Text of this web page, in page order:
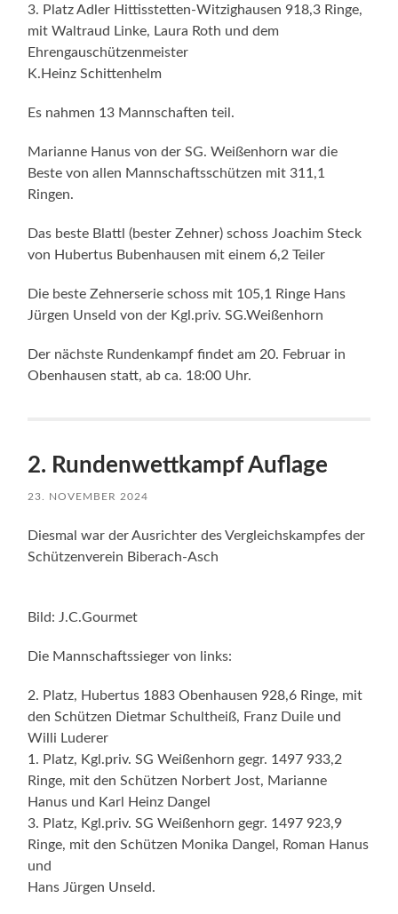
3. Platz Adler Hittisstetten-Witzighausen 918,3 Ringe,
mit Waltraud Linke, Laura Roth und dem
Ehrengauschützenmeister
K.Heinz Schittenhelm
Es nahmen 13 Mannschaften teil.
Marianne Hanus von der SG. Weißenhorn war die
Beste von allen Mannschaftsschützen mit 311,1
Ringen.
Das beste Blattl (bester Zehner) schoss Joachim Steck
von Hubertus Bubenhausen mit einem 6,2 Teiler
Die beste Zehnerserie schoss mit 105,1 Ringe Hans
Jürgen Unseld von der Kgl.priv. SG.Weißenhorn
Der nächste Rundenkampf findet am 20. Februar in
Obenhausen statt, ab ca. 18:00 Uhr.
2. Rundenwettkampf Auflage
23. NOVEMBER 2024
Diesmal war der Ausrichter des Vergleichskampfes der
Schützenverein Biberach-Asch
Bild: J.C.Gourmet
Die Mannschaftssieger von links:
2. Platz, Hubertus 1883 Obenhausen 928,6 Ringe, mit
den Schützen Dietmar Schultheiß, Franz Duile und
Willi Luderer
1. Platz, Kgl.priv. SG Weißenhorn gegr. 1497 933,2
Ringe, mit den Schützen Norbert Jost, Marianne
Hanus und Karl Heinz Dangel
3. Platz, Kgl.priv. SG Weißenhorn gegr. 1497 923,9
Ringe, mit den Schützen Monika Dangel, Roman Hanus
und
Hans Jürgen Unseld.